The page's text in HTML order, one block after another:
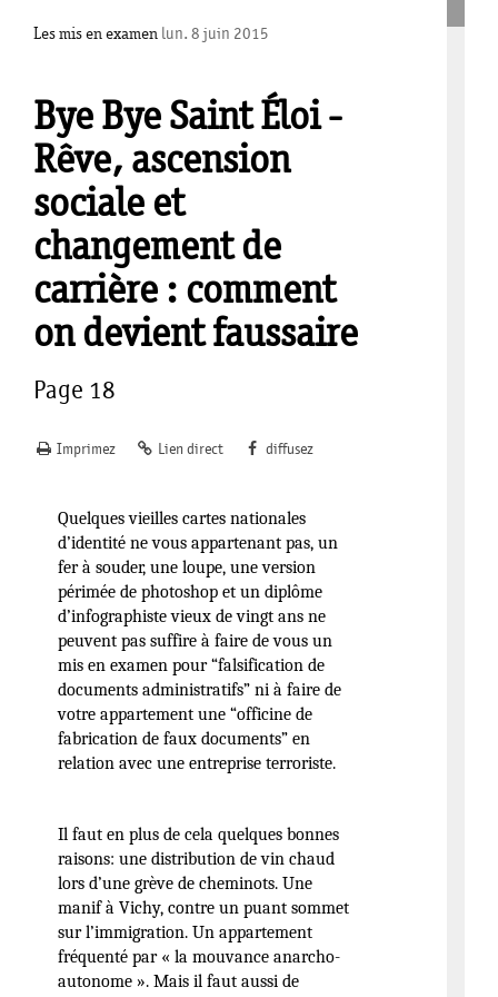
Les mis en examen lun. 8 juin 2015
Bye Bye Saint Éloi -
Rêve, ascension
sociale et
changement de
carrière : comment
on devient faussaire
Page 18
Imprimez Lien direct diffusez
Quelques vieilles cartes nationales
d’identité ne vous appartenant pas, un
fer à souder, une loupe, une version
périmée de photoshop et un diplôme
d’infographiste vieux de vingt ans ne
peuvent pas suffire à faire de vous un
mis en examen pour “falsification de
documents administratifs” ni à faire de
votre appartement une “officine de
fabrication de faux documents” en
relation avec une entreprise terroriste.
Il faut en plus de cela quelques bonnes
raisons: une distribution de vin chaud
lors d’une grève de cheminots. Une
manif à Vichy, contre un puant sommet
sur l’immigration. Un appartement
fréquenté par « la mouvance anarcho-
autonome ». Mais il faut aussi de